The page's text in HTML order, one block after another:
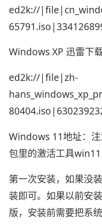
ed2k://
Windows XP 迅雷下
ed2k://|file|zh-
Windows 11地址：
包里的激活工具win11
第一次安装，如果没
装即可。如果以前安
版，安装前需要把系